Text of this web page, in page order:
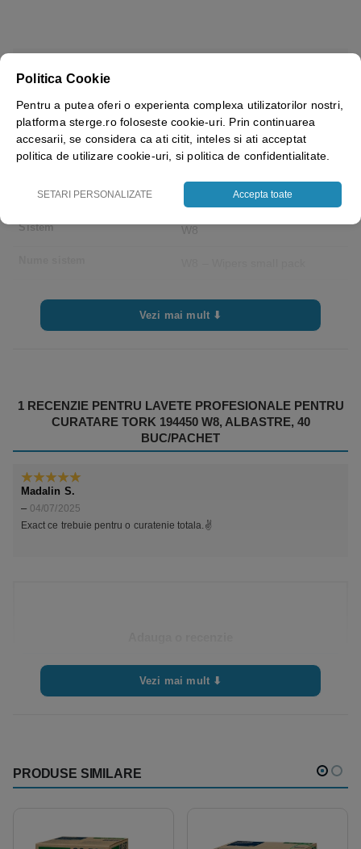
Latime
Lungime 160 mm
Inaltime
Sistem W8
Blue
Latime rola 0 cm
Diametru miez exterior 0 cm
Vezi mai mult ⬇
1 RECENZIE PENTRU LAVETE PROFESIONALE PENTRU
CURATARE TORK 194450 W8, ALBASTRE, 40
BUC/PACHET
5din 5
Madalin S.
– 04/07/2025
Exact ce trebuie pentru o curatenie totala.✌️
autentificatpentru a publica o recenzie.
Vezi mai mult ⬇
PRODUSE SIMILARE
Politica Cookie
Pentru a putea oferi o experienta complexa utilizatorilor nostri,
platforma sterge.ro foloseste cookie-uri. Prin continuarea
accesarii, se considera ca ati citit, inteles si ati acceptat
politica de utilizare cookie-uri, si politica de confidentialitate.
SETARI PERSONALIZATE Accepta toate